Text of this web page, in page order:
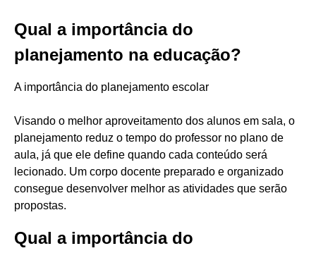
Qual a importância do
planejamento na educação?
A importância do planejamento escolar
Visando o melhor aproveitamento dos alunos em sala, o
planejamento reduz o tempo do professor no plano de
aula, já que ele define quando cada conteúdo será
lecionado. Um corpo docente preparado e organizado
consegue desenvolver melhor as atividades que serão
propostas.
Qual a importância do